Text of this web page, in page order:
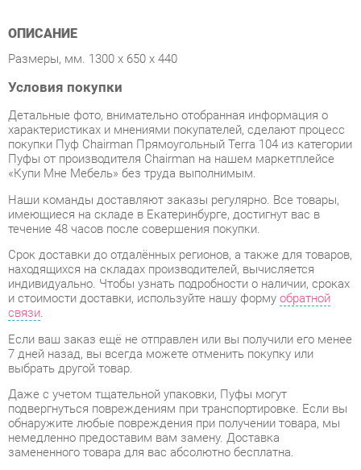
Условия покупки
Детальные фото, внимательно отобранная информация о
характеристиках и мнениями покупателей, сделают процесс
покупки Пуф Chairman Прямоугольный Terra 104 из категории
Пуфы от производителя Chairman на нашем маркетплейсе
«Купи Мне Мебель» без труда выполнимым.
Наши команды доставляют заказы регулярно. Все товары,
имеющиеся на складе в Екатеринбурге, достигнут вас в
течение 48 часов после совершения покупки.
находящихся на складах производителей, вычисляется
индивидуально. Чтобы узнать подробности о наличии, сроках
и стоимости доставки, используйте нашу форму
Если ваш заказ ещё не отправлен или вы получили его менее
7 дней назад, вы всегда можете отменить покупку или
выбрать другой товар.
Даже с учетом тщательной упаковки, Пуфы могут
подвергнуться повреждениям при транспортировке. Если вы
обнаружите любые повреждения при получении товара, мы
немедленно предоставим вам замену. Доставка
замененного товара для вас абсолютно бесплатна.
Гарантийный периодна весь ассортимент категории Пуфы
составляет1 год, в то время как для отдельных моделей он
увеличивается до 2 лет с даты приобретения.
Пуф Chairman Прямоугольный Terra 104- это качественное